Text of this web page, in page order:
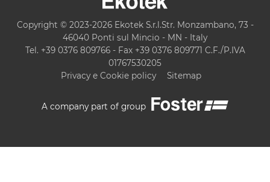
Copyright © 2023-2026 Ekotek S.r.l.Str. Monzambano, 73 -
46040 Ponti sul Mincio - MN - Italy
Tel. +39 0376 809766 - Fax +39 0376 809771 C.F./P.IVA
01767530205
Privacy e Cookie policy
Sitemap
A company part of group